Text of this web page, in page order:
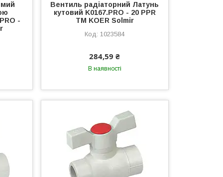
-
Вентиль радіаторний Латунь
кутовий K0167.PRO - 20 PPR
ТМ KOER Solmir
1023584
284,59 ₴
В наявності